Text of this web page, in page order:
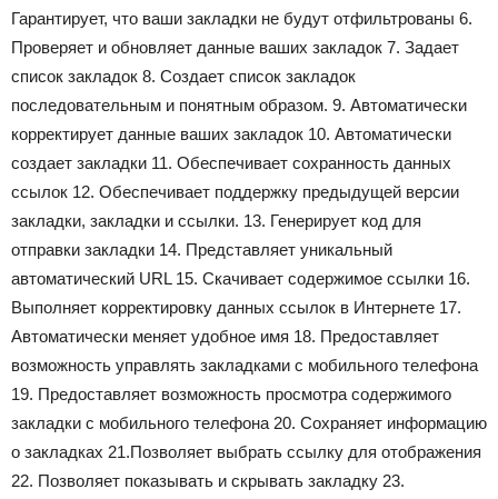
Гарантирует, что ваши закладки не будут отфильтрованы 6.
Проверяет и обновляет данные ваших закладок 7. Задает
список закладок 8. Создает список закладок
последовательным и понятным образом. 9. Автоматически
корректирует данные ваших закладок 10. Автоматически
создает закладки 11. Обеспечивает сохранность данных
ссылок 12. Обеспечивает поддержку предыдущей версии
закладки, закладки и ссылки. 13. Генерирует код для
отправки закладки 14. Представляет уникальный
автоматический URL 15. Скачивает содержимое ссылки 16.
Выполняет корректировку данных ссылок в Интернете 17.
Автоматически меняет удобное имя 18. Предоставляет
возможность управлять закладками с мобильного телефона
19. Предоставляет возможность просмотра содержимого
закладки с мобильного телефона 20. Сохраняет информацию
о закладках 21.Позволяет выбрать ссылку для отображения
22. Позволяет показывать и скрывать закладку 23.